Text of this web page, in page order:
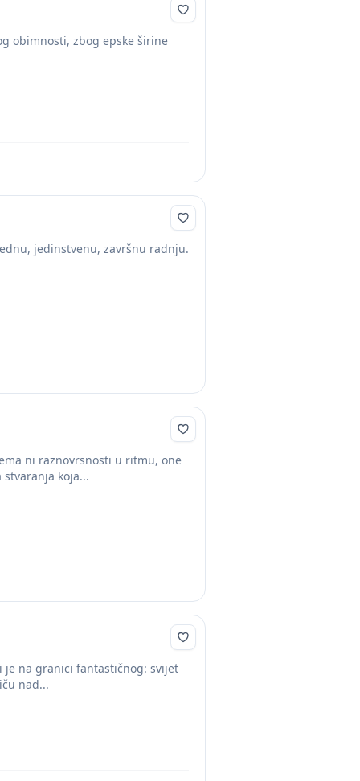
obimnosti, zbog epske širine
jedinstvenu, završnu radnju.
ni raznovrsnosti u ritmu, one
koja...
je na granici fantastičnog: svijet
nad...